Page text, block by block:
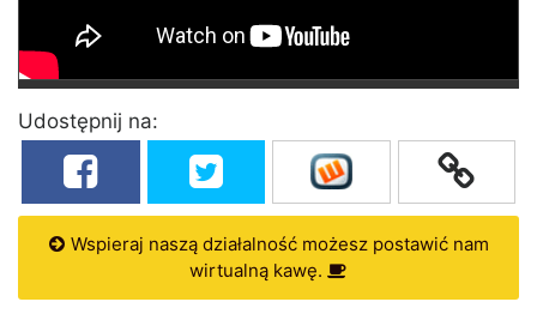
Udostępnij na:
Wspieraj naszą działalność możesz postawić nam
wirtualną kawę.